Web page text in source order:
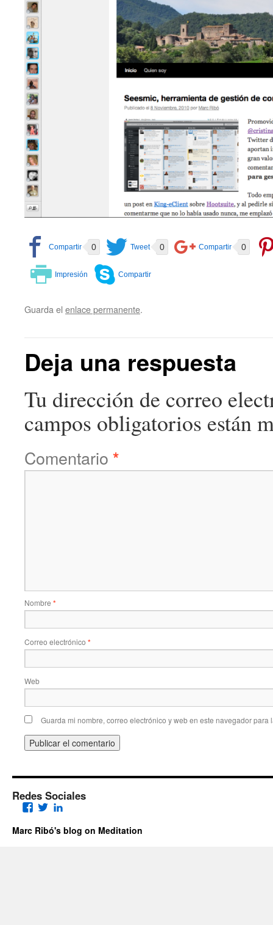
0 0 0
Guarda el enlace permanente.
Deja una respuesta
Tu dirección de correo
campos obligatorios están
Comentario *
Nombre *
Correo electrónico *
Web
Guarda mi nombre, correo electrónico y web en este navegador para
Redes Sociales
Facebook
Twitter
Marc Ribó's blog on Meditation